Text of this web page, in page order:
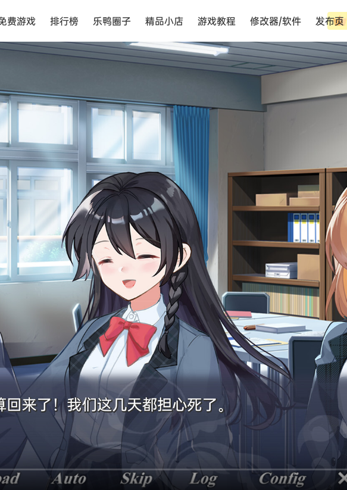
费游戏 排行榜 乐鸭圈子 精品小店 游戏教程 修改器/软件 发布页